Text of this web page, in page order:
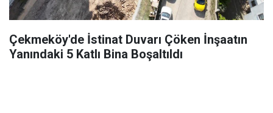
Çekmeköy'de İstinat Duvarı Çöken İnşaatın
Yanındaki 5 Katlı Bina Boşaltıldı